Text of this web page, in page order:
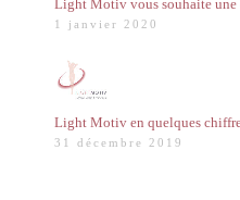
Light Motiv vous souhaite une
1 janvier 2020
Light Motiv en quelques
31 décembre 2019